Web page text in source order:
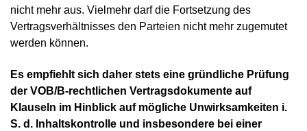
nicht mehr aus. Vielmehr darf die Fortsetzung des
Vertragsverhältnisses den Parteien nicht mehr zugemutet
werden können.
Es empfiehlt sich daher stets eine gründliche Prüfung
der VOB/B-rechtlichen Vertragsdokumente auf
Klauseln im Hinblick auf mögliche Unwirksamkeiten i.
S. d. Inhaltskontrolle und insbesondere bei einer